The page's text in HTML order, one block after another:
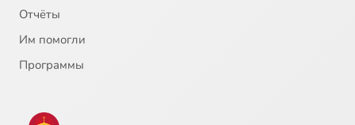
Отчёты
Им помогли
Программы